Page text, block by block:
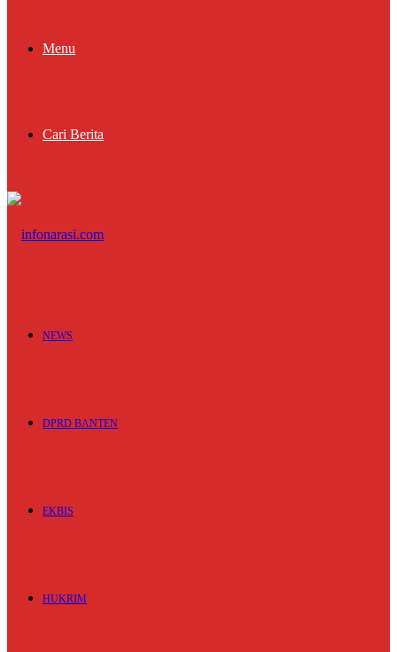
Menu
Cari Berita
NEWS
DPRD BANTEN
EKBIS
HUKRIM